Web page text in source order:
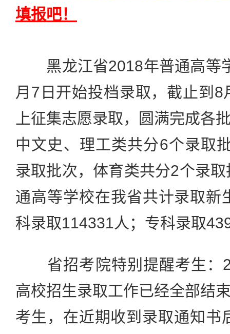
填报吧！
黑龙江省2018年普通高等
月7日开始投档录取，截止到
上征集志愿录取，圆满完成各
中文史、理工类共分6个录取
录取批次，体育类共分2个录
通高等学校在我省共计录取新
科录取114331人；专科录取
省招考院特别提醒考生：
高校招生录取工作已经全部结
考生，在近期收到录取通知书